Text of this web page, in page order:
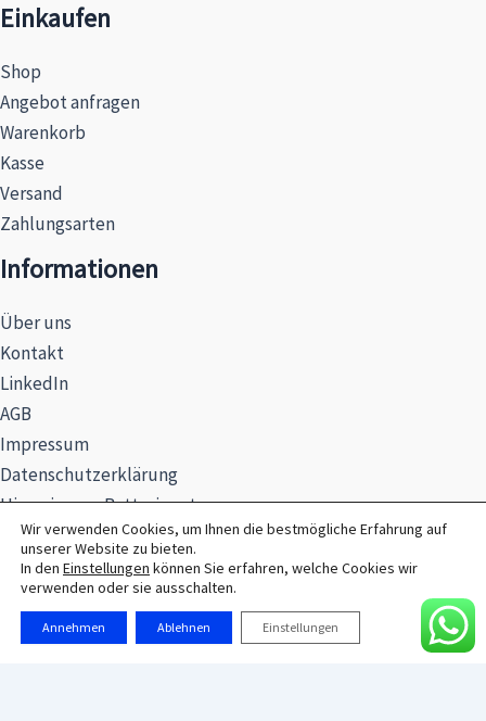
Einkaufen
Shop
Angebot anfragen
Warenkorb
Kasse
Versand
Zahlungsarten
Informationen
Über uns
Kontakt
LinkedIn
AGB
Impressum
Datenschutzerklärung
Hinweise zur Batterieentsorgung
© 2026 MAXSEL GmbH
Wir verwenden Cookies, um Ihnen die bestmögliche Erfahrung auf
unserer Website zu bieten.
In den Einstellungen können Sie erfahren, welche Cookies wir
verwenden oder sie ausschalten.
Annehmen Ablehnen Einstellungen